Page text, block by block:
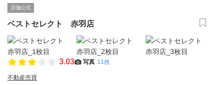
店舗公式
ベストセレクト 赤羽店
3.03 写真 11枚
不動産売買